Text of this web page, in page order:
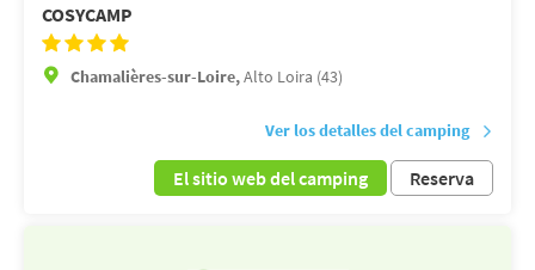
COSYCAMP
Chamalières-sur-Loire,Alto Loira (43)
Ver los detalles del camping
El sitio web del camping Reserva